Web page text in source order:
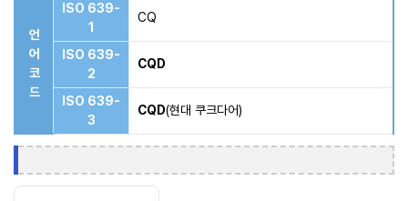
언
어
코
드
ISO 639-
1
CQ
ISO 639-
2
CQD
ISO 639-
3
CQD(현대 쿠크다어)